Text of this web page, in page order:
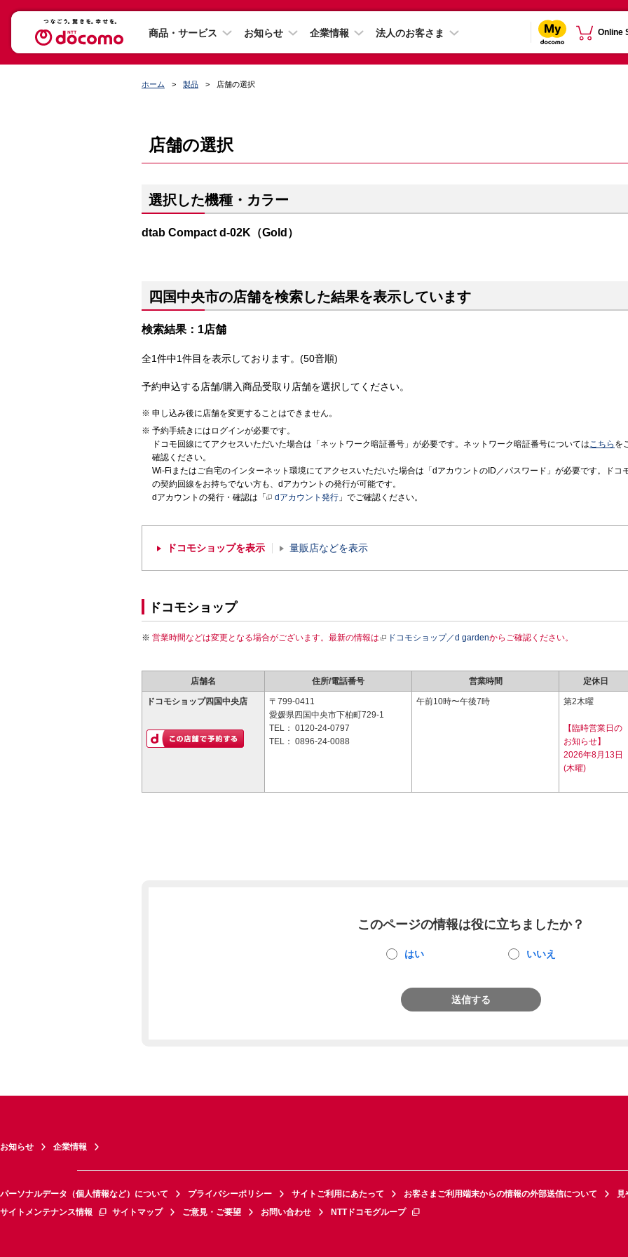
商品・サービス お知らせ 企業情報 法人のお客さま Online
ホーム 製品 店舗の選択
店舗の選択
選択した機種・カラー
dtab Compact d-02K（Gold）
四国中央市の店舗を検索した結果を表示しています
検索結果：1店舗
全1件中1件目を表示しております。(50音順)
予約申込する店舗/購入商品受取り店舗を選択してください。
申し込み後に店舗を変更することはできません。
予約手続きにはログインが必要です。
ドコモ回線にてアクセスいただいた場合は「ネットワーク暗証番号」が必要です。ネットワーク暗証番号についてはこちら を
確認ください。
Wi-Fiまたはご自宅のインターネット環境にてアクセスいただいた場合は「dアカウントのID／パスワード」が必要です。ドコ
の契約回線をお持ちでない方も、dアカウントの発行が可能です。
dアカウントの発行・確認は「
dアカウント発行 」でご確認ください。
ドコモショップを表示 量販店などを表示
ドコモショップ
営業時間などは変更となる場合がございます。最新の情報は ドコモショップ／d gardenからご確認ください。
店舗名 住所/電話番号 営業時間 定休日
ドコモショップ四国中央店
〒799-0411
愛媛県四国中央市下柏町729-1
TEL： 0120-24-0797
TEL： 0896-24-0088
午前10時〜午後7時 第2木曜
【臨時営業日の
お知らせ】
2026年8月13日
(木曜)
このページの情報は役に立ちましたか？
はい いいえ
送信する
お知らせ 企業情報
パーソナルデータ（個人情報など）について プライバシーポリシー サイトご利用にあたって お客さまご利用端末からの情報の外部送信について
見
サイトメンテナンス情報
サイトマップ ご意見・ご要望 お問い合わせ NTTドコモグループ